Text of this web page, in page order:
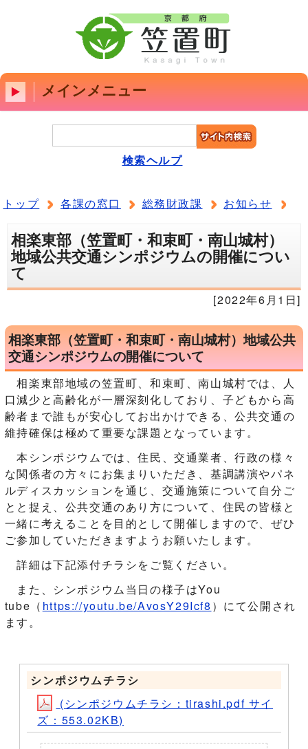
メインメニュー
検索ヘルプ
トップ 各課の窓口 総務財政課 お知らせ
相楽東部（笠置町・和束町・南山城村）
地域公共交通シンポジウムの開催につい
て
[2022年6月1日]
相楽東部（笠置町・和束町・南山城村）地域公共
交通シンポジウムの開催について
相楽東部地域の笠置町、和束町、南山城村では、人
口減少と高齢化が一層深刻化しており、子どもから高
齢者まで誰もが安心してお出かけできる、公共交通の
維持確保は極めて重要な課題となっています。
本シンポジウムでは、住民、交通業者、行政の様々
な関係者の方々にお集まりいただき、基調講演やパネ
ルディスカッションを通じ、交通施策について自分ご
とと捉え、公共交通のあり方について、住民の皆様と
一緒に考えることを目的として開催しますので、ぜひ
ご参加していただきますようお願いたします。
詳細は下記添付チラシをご覧ください。
また、シンポジウム当日の様子はYou
tube（ https://youtu.be/AvosY29Icf8 ）にて公開され
ます。
シンポジウムチラシ
(シンポジウムチラシ：tirashi.pdf サイ
ズ：553.02KB)